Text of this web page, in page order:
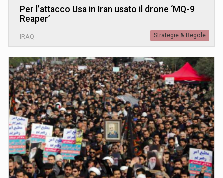
Per l’attacco Usa in Iran usato il drone ‘MQ-9
Reaper’
IRAQ Strategie & Regole